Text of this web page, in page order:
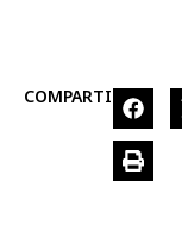
COMPARTIR